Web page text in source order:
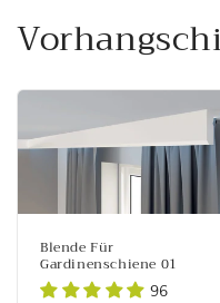
Blende Für
Gardinenschiene 01
96